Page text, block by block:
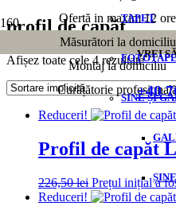
Ofertă in maxim 12 ore
Măsurători la domiciliu
Montaj la domiciliu
Curățătorie
VREI
+40
TAPET
SINE ȘI
ȘINE
profil de capăt
Afișez toate cele 4 rezultate
Reduceri!
Profil de capăt
226,50lei Prețul inițial a
Reduceri!